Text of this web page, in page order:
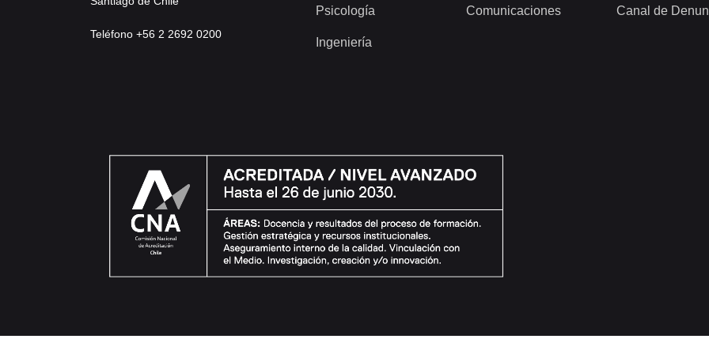
Teléfono +56 2 2692 0200
Psicología
Ingeniería
Comunicaciones Canal de